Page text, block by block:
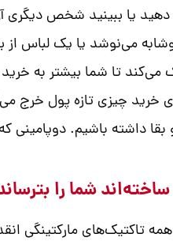
یا ببینید شخص دیگری
می‌نوشد یا یک لباس از
تا شما بیشتر به
چیزی تازه پول خرج
داشته باشیم.
شما را
همه تاکتیک‌های مارکتینگی